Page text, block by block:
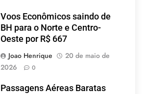
Voos Econômicos saindo de
BH para o Norte e Centro-
Oeste por R$ 667
Joao Henrique
20 de maio de
2026
0
Passagens Aéreas Baratas